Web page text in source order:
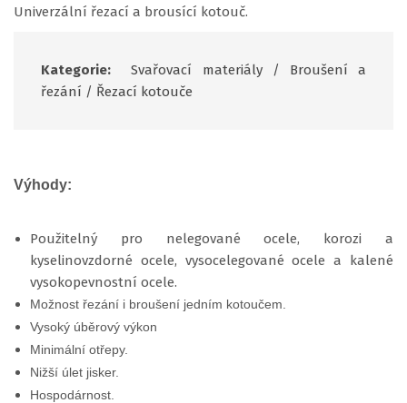
Univerzální řezací a brousící kotouč.
Kategorie: Svařovací materiály/
Broušení a
řezání / Řezací kotouče
Výhody:
Použitelný pro nelegované ocele, korozi a
kyselinovzdorné ocele, vysocelegované ocele a kalené
vysokopevnostní ocele.
Možnost řezání i broušení jedním kotoučem.
Vysoký úběrový výkon
Minimální otřepy.
Nižší úlet jisker.
Hospodárnost.